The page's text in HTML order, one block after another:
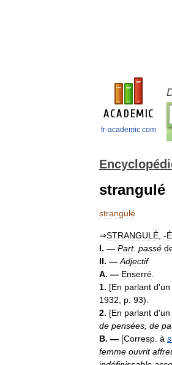
fr-academic.com
strangulé
strangulé
⇒STRANGULÉ , -
I. — Part. passé
II. — Adjectif
A. — Enserré
1. [En parlant d'un
1932
p 93).
2. [En parlant d'un
de pensées de
B. — [Corresp à
femme ouvrit